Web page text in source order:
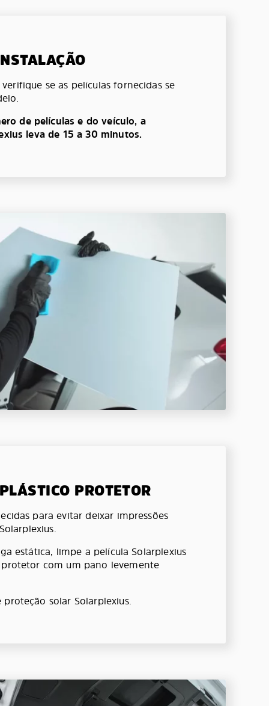
se as películas fornecidas se
de películas e do veículo, a
leva de 15 a 30 minutos.
PROTETOR
para evitar deixar impressões
estática, limpe a película Solarplexius
com um pano levemente
solar Solarplexius.